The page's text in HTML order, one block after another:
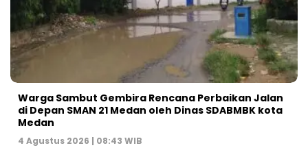
Warga Sambut Gembira Rencana Perbaikan Jalan
di Depan SMAN 21 Medan oleh Dinas SDABMBK kota
Medan
4 Agustus 2026 | 08:43 WIB